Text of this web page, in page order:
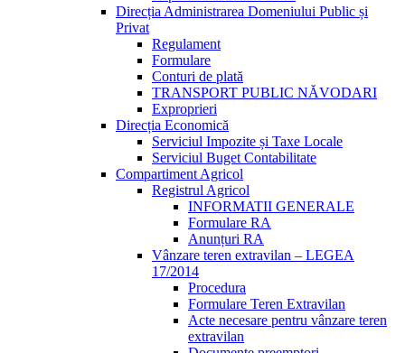
Direcția Administrarea Domeniului Public și
Privat
Regulament
Formulare
Conturi de plată
TRANSPORT PUBLIC NĂVODARI
Exproprieri
Direcția Economică
Serviciul Impozite și Taxe Locale
Serviciul Buget Contabilitate
Compartiment Agricol
Registrul Agricol
INFORMATII GENERALE
Formulare RA
Anunțuri RA
Vânzare teren extravilan – LEGEA
17/2014
Procedura
Formulare Teren Extravilan
Acte necesare pentru vânzare teren
extravilan